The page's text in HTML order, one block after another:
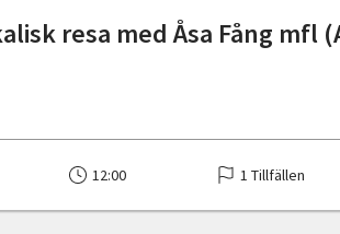
resa med Åsa Fång mfl
12:00 1 Tillfällen